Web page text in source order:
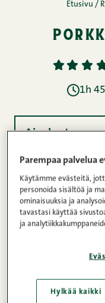
Etusivu /
1 2 3 4
1h
Ainekset
Ohje
Ravintosisältö
suomalaisen
Parempaa palvelua
Käytämme evästeitä,
personoida sisältöä ja
ominaisuuksia ja
tavastasi käyttää
ja
Hylkää kaikki